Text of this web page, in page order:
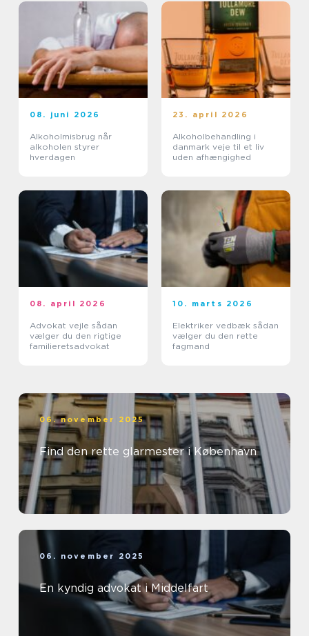
08. juni 2026
Alkoholmisbrug når
alkoholen styrer
hverdagen
23. april 2026
Alkoholbehandling i
danmark veje til et liv
uden afhængighed
08. april 2026
Advokat vejle sådan
vælger du den rigtige
familieretsadvokat
10. marts 2026
Elektriker vedbæk sådan
vælger du den rette
fagmand
06. november 2025
Find den rette glarmester i København
06. november 2025
En kyndig advokat i Middelfart